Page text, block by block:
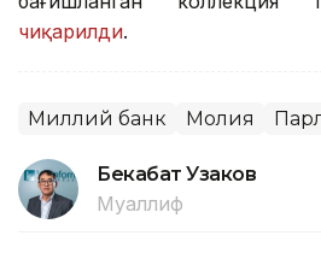
чиқарилди.
Миллий банк Молия
Бекабат Узаков
Муаллиф